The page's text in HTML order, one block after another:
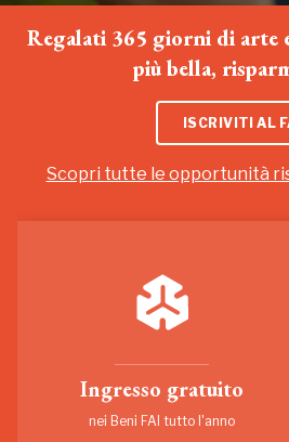
Regalati 365 giorni di arte
più bella,
ISCRIVITI AL
Scopri tutte le opportunità
Ingresso gratuito
nei Beni FAI tutto l'anno